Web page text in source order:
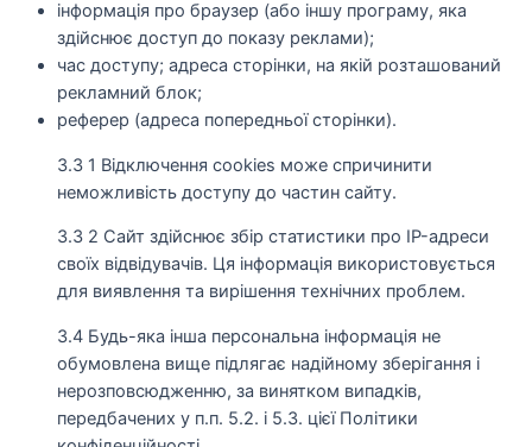
інформація про браузер (або іншу програму, яка
здійснює доступ до показу реклами);
час доступу; адреса сторінки, на якій розташований
рекламний блок;
реферер (адреса попередньої сторінки).
3.3 1 Відключення cookies може спричинити
неможливість доступу до частин сайту.
3.3 2 Сайт здійснює збір статистики про IP-адреси
своїх відвідувачів. Ця інформація використовується
для виявлення та вирішення технічних проблем.
3.4 Будь-яка інша персональна інформація не
обумовлена вище підлягає надійному зберігання і
нерозповсюдженню, за винятком випадків,
передбачених у п.п. 5.2. і 5.3. цієї Політики